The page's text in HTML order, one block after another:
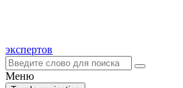
экспертов
Меню